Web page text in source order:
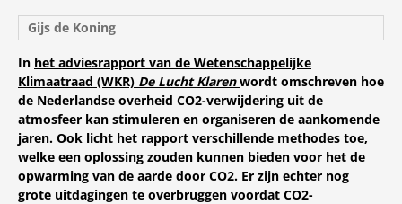
Gijs de Koning
In het adviesrapport van de Wetenschappelijke
Klimaatraad (WKR) De Lucht Klaren wordt omschreven hoe
de Nederlandse overheid CO2-verwijdering uit de
atmosfeer kan stimuleren en organiseren de aankomende
jaren. Ook licht het rapport verschillende methodes toe,
welke een oplossing zouden kunnen bieden voor het de
opwarming van de aarde door CO2. Er zijn echter nog
grote uitdagingen te overbruggen voordat CO2-